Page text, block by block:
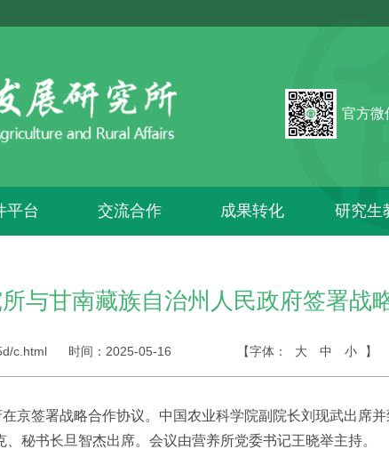
官方微
平台 交流合作 成果转化 研究生
与甘南藏族自治州人民政府签署战
c.html 时间： 2025-05-16 【字体： 大 中 小 】
京签署战略合作协议。中国农业科学院副院长刘现武出席
秘书长旦智杰出席。会议由营养所党委书记王晓举主持。